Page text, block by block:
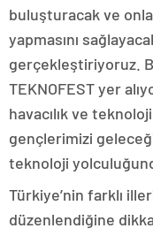
buluşturacak ve
yapmasını
gerçekleştiriyoruz.
TEKNOFEST yer
havacılık ve
gençlerimizi
teknoloji
Türkiye’nin farklı
düzenlendiğine